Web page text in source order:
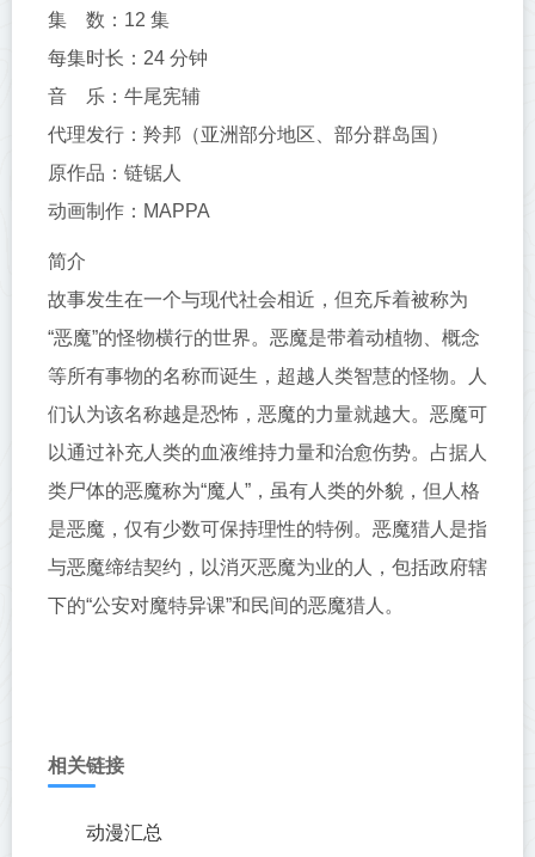
集 数：12 集
每集时长：24 分钟
音 乐：牛尾宪辅
代理发行：羚邦（亚洲部分地区、部分群岛国）
原作品：链锯人
动画制作：MAPPA
简介
故事发生在一个与现代社会相近，但充斥着被称为
“恶魔”的怪物横行的世界。恶魔是带着动植物、概念
等所有事物的名称而诞生，超越人类智慧的怪物。人
们认为该名称越是恐怖，恶魔的力量就越大。恶魔可
以通过补充人类的血液维持力量和治愈伤势。占据人
类尸体的恶魔称为“魔人”，虽有人类的外貌，但人格
是恶魔，仅有少数可保持理性的特例。恶魔猎人是指
与恶魔缔结契约，以消灭恶魔为业的人，包括政府辖
下的“公安对魔特异课”和民间的恶魔猎人。
相关链接
动漫汇总